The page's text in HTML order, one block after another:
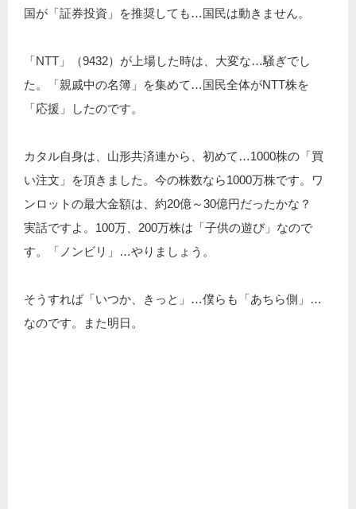
国が「証券投資」を推奨しても…国民は動きません。
「NTT」（9432）が上場した時は、大変な…騒ぎでし
た。「親戚中の名簿」を集めて…国民全体がNTT株を
「応援」したのです。
カタル自身は、山形共済連から、初めて…1000株の「買
い注文」を頂きました。今の株数なら1000万株です。ワ
ンロットの最大金額は、約20億～30億円だったかな？
実話ですよ。100万、200万株は「子供の遊び」なので
す。「ノンビリ」…やりましょう。
そうすれば「いつか、きっと」…僕らも「あちら側」…
なのです。また明日。